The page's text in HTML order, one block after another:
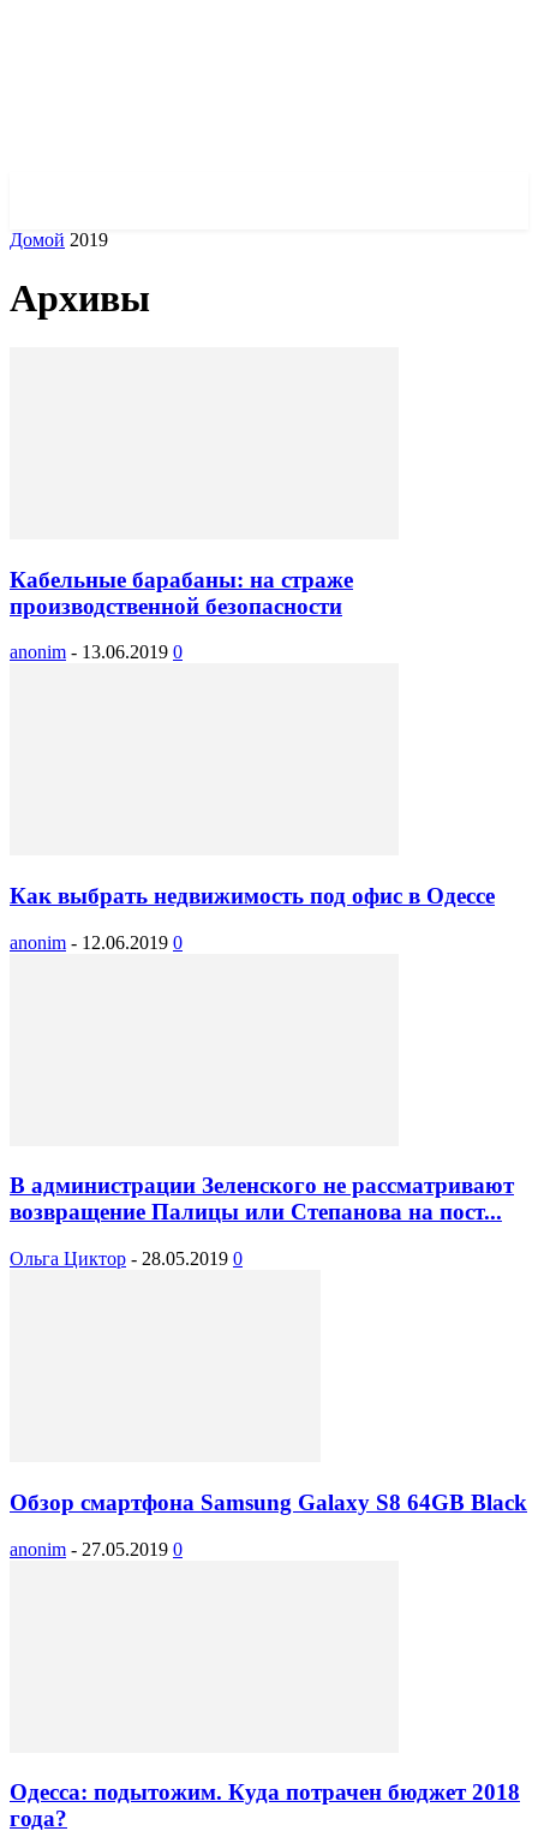
Домой 2019
Архивы
Кабельные барабаны: на страже
производственной безопасности
anonim - 13.06.2019 0
Как выбрать недвижимость под офис в Одессе
anonim - 12.06.2019 0
В администрации Зеленского не рассматривают
возвращение Палицы или Степанова на пост...
Ольга Циктор - 28.05.2019 0
Обзор смартфона Samsung Galaxy S8 64GB Black
anonim - 27.05.2019 0
Одесса: подытожим. Куда потрачен бюджет 2018
года?